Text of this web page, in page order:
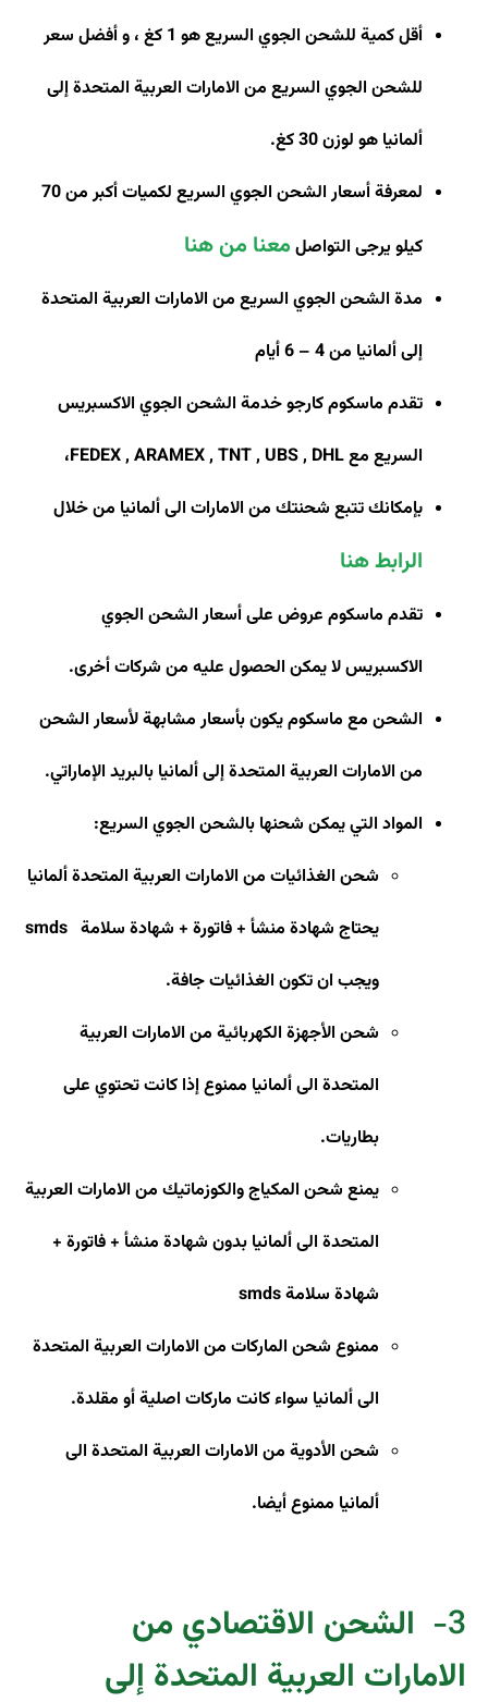
أقل كمية للشحن الجوي السريع هو 1 كغ ، و أفضل سعر
للشحن الجوي السريع من الامارات العربية المتحدة إلى
ألمانيا هو لوزن 30 كغ
.
لمعرفة أسعار الشحن الجوي السريع لكميات أكبر من 70
كيلو يرجى التواصل معنا من هنا
مدة الشحن الجوي السريع من الامارات العربية المتحدة
إلى ألمانيا من 4 – 6 أيام
تقدم ماسكوم كارجو خدمة الشحن الجوي الاكسبريس
السريع معFEDEX , ARAMEX , TNT , UBS , DHL،
بإمكانك تتبع شحنتك من الامارات الى ألمانيا من خلال
الرابط هنا
تقدم ماسكوم عروض على أسعار الشحن الجوي
الاكسبريس لا يمكن الحصول عليه من شركات أخرى.
الشحن مع ماسكوم يكون بأسعار مشابهة لأسعار الشحن
من الامارات العربية المتحدة إلى ألمانيا بالبريد الإماراتي.
المواد التي يمكن شحنها بالشحن الجوي السريع:
شحن الغذائيات من الامارات العربية المتحدة ألمانيا
يحتاج شهادة منشأ + فاتورة + شهادة سلامة
ويجب ان تكون الغذائيات جافة.
شحن الأجهزة الكهربائية من الامارات العربية
المتحدة الى ألمانيا ممنوع إذا كانت تحتوي على
بطاريات.
يمنع شحن المكياج والكوزماتيك من الامارات العربية
المتحدة الى ألمانيا بدون شهادة منشأ + فاتورة +
شهادة سلامةsmds
ممنوع شحن الماركات من الامارات العربية المتحدة
الى ألمانيا سواء كانت ماركات اصلية أو مقلدة.
شحن الأدوية من الامارات العربية المتحدة الى
ألمانيا ممنوع أيضا.
3-
الشحن الاقتصادي من
الامارات العربية المتحدة إلى